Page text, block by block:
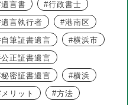
遺言書
行政書士
遺言執行者
港南区
自筆証書遺言
横浜市
公正証書遺言
秘密証書遺言
横浜
メリット
方法